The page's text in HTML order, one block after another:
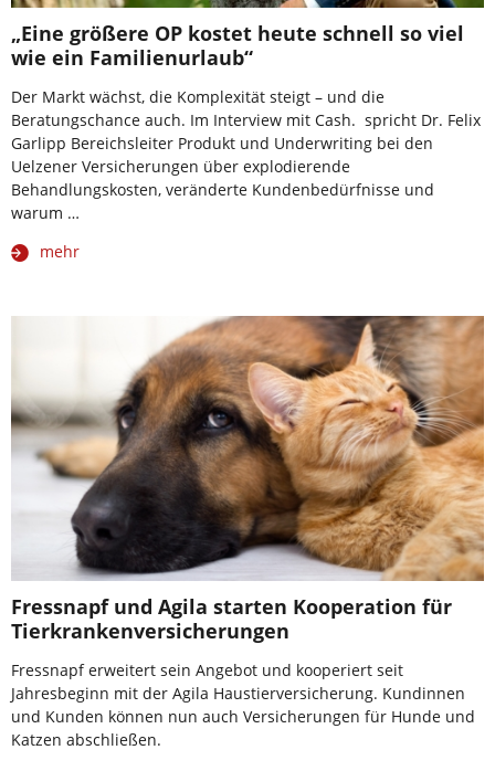
„Eine größere OP kostet heute schnell so viel
wie ein Familienurlaub“
Der Markt wächst, die Komplexität steigt – und die
Beratungschance auch. Im Interview mit Cash. spricht Dr. Felix
Garlipp Bereichsleiter Produkt und Underwriting bei den
Uelzener Versicherungen über explodierende
Behandlungskosten, veränderte Kundenbedürfnisse und
warum …
mehr
Fressnapf und Agila starten Kooperation für
Tierkrankenversicherungen
Fressnapf erweitert sein Angebot und kooperiert seit
Jahresbeginn mit der Agila Haustierversicherung. Kundinnen
und Kunden können nun auch Versicherungen für Hunde und
Katzen abschließen.